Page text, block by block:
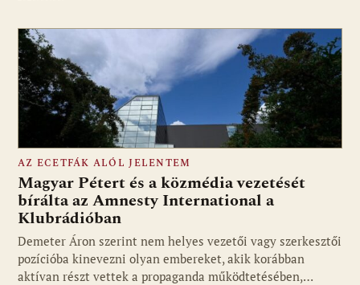
Fotó: media1.hu
AZ ECETFÁK ALÓL JELENTEM
Magyar Pétert és a közmédia vezetését
bírálta az Amnesty International a
Klubrádióban
Demeter Áron szerint nem helyes vezetői vagy szerkesztői
pozícióba kinevezni olyan embereket, akik korábban
aktívan részt vettek a propaganda működtetésében,…